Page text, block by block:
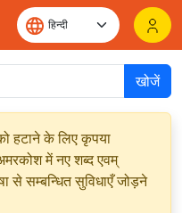
खोजें
हटाने के लिए कृपया
में नए शब्द एवम्
से सम्बन्धित सुविधाएँ जोड़ने